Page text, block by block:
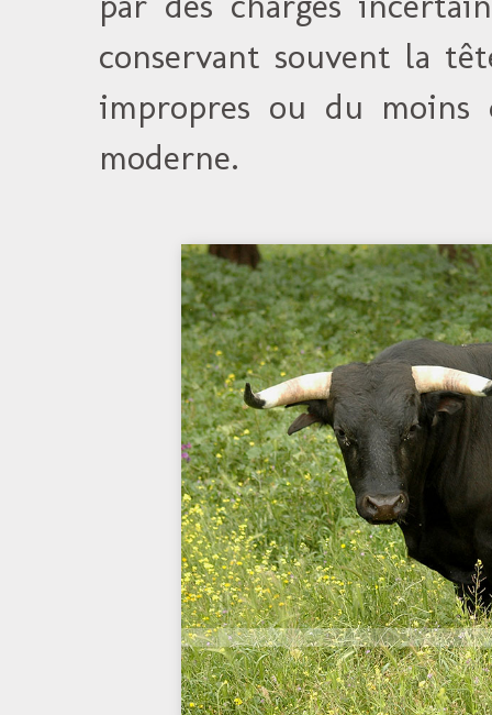
conservant souvent la
impropres ou du
moderne.